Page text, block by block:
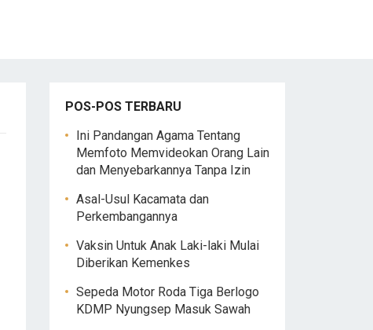
POS-POS TERBARU
Ini Pandangan Agama Tentang
Memfoto Memvideokan Orang Lain
dan Menyebarkannya Tanpa Izin
Asal-Usul Kacamata dan
Perkembangannya
Vaksin Untuk Anak Laki-laki Mulai
Diberikan Kemenkes
Sepeda Motor Roda Tiga Berlogo
KDMP Nyungsep Masuk Sawah